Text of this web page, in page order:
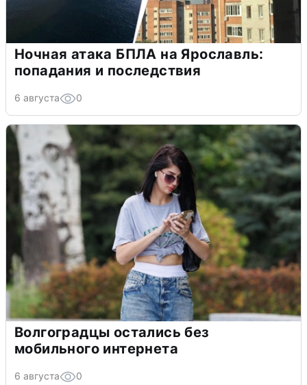
Ночная атака БПЛА на Ярославль:
попадания и последствия
6 августа 0
Волгоградцы остались без
мобильного интернета
6 августа 0